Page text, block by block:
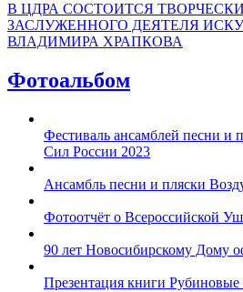
В ЦДРА СОСТОИТСЯ
ЗАСЛУЖЕННОГО ДЕЯТЕЛЯ
ВЛАДИМИРА ХРАПКОВА
Фотоальбом
Фестиваль ансамблей песни и
Сил России 2023
Ансамбль песни и пляски
Фотоотчёт о Всероссийской
90 лет Новосибирскому Дому
Презентация книги Рубиновые